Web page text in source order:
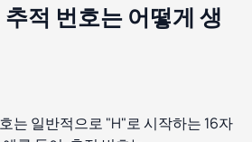
적 번호는 어떻게 생
는 일반적으로 "H"로 시작하는 16자